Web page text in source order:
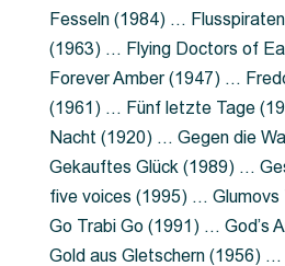
Fesseln (1984) …
(1963) … Flying Doctors of
Forever Amber (1947) …
(1961) … Fünf letzte Tage
Nacht (1920) … Gegen die
Gekauftes Glück (1989) …
five voices (1995) …
Go Trabi Go (1991) … God’s
Gold aus Gletschern (1956) …